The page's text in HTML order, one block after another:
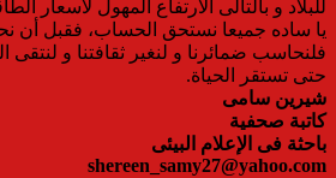
للبلاد و بالتالى الارتفاع المهول لأسعار
يا ساده جميعا نستحق الحساب، فقبل أن
فلنحاسب ضمائرنا و لنغير ثقافتنا و لنتقى
حتى تستقر الحياة.
شيرين سامى
كاتبة صحفية
باحثة فى الإعلام البيئى
shereen_samy27@yahoo.com